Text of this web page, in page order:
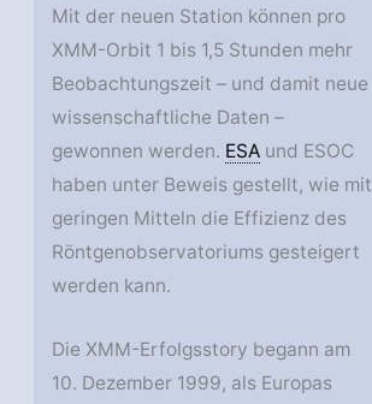
Mit der neuen Station können pro
XMM-Orbit 1 bis 1,5 Stunden mehr
Beobachtungszeit – und damit neue
wissenschaftliche Daten –
gewonnen werden. ESA und ESOC
haben unter Beweis gestellt, wie mit
geringen Mitteln die Effizienz des
Röntgenobservatoriums gesteigert
werden kann.
Die XMM-Erfolgsstory begann am
10. Dezember 1999, als Europas